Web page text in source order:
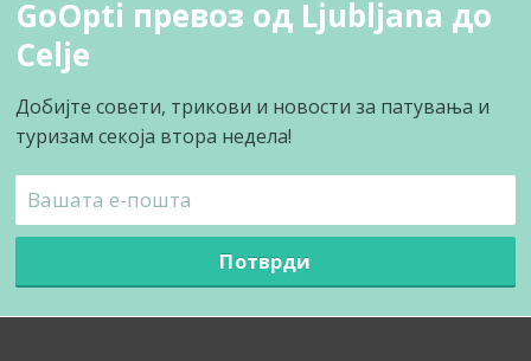
GoOpti превоз од Ljubljana до
Celje
Добијте совети, трикови и новости за патувања и
туризам секоја втора недела!
Потврди